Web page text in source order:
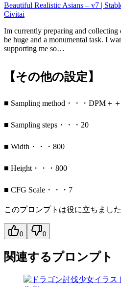
Beautiful Realistic Asians – v7 |
Civitai
Im currently preparing and
be huge and a monumental task. I
supporting me so…
【その他の設定】
■ Sampling method・・・DPM＋
■ Sampling steps・・・20
■ Width・・・800
■ Height・・・800
■ CFG Scale・・・7
このプロンプトは役に立ちまし
0 0
関連するプロンプト